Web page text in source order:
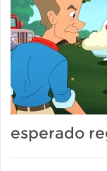
esperado